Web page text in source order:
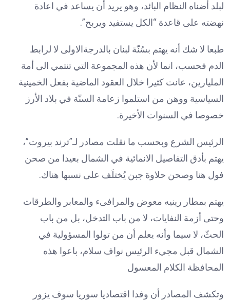
لبلد أضناه النظام البائد، وهو يريد أن يساعد في اعادة
نهضته على قاعدة “الكل يستفيد ويربح”.
طبعا لا شك أنه يهتم بسُنّة لبنان بالدرجةالاولى لا لرابط
الدم فحسب، انما لأن هذه المجموعة التي تنتمي الى أمة
المليارين، عانت كثيرا خلال العقود الماضية بفعل الخمينية
السياسية ووهن من استلموا زعامة السنّة في بلاد الأرز
خصوصا في السنوات الأخيرة.
الرئيس الشرع وبحسب ما نقلت مصادر لـ”ترند بيروت”،
يهتم بأدق التفاصيل الانمائية في الشمال بعيدا من صحن
فول هنا وصحن حلاوة جبن يُختلَف على نسبها هناك.
يهتم بمطار رينيه معوض والمرافىء والمعابر والطرقات
وحتى أزمة النفايات، لا من باب التدخل، بل من باب
الحثّ، لا سيما وأنه يعلم أن من تولوا المسؤولية في
الشمال قبل مجيء الرئيس نواف سلام، باعوا هذه
المحافظة الكلام المعسول
وتكشف المصادر أن وفدا اقتصاديا سوريا سوف يزور